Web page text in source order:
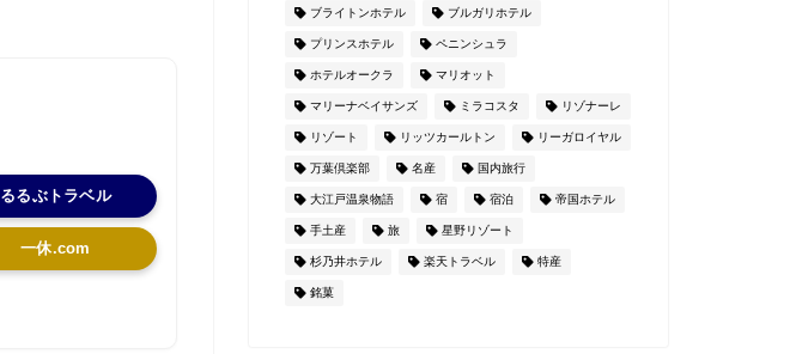
るるぶトラベル
一休.com
ブライトンホテル ブルガリホテル
プリンスホテル ペニンシュラ
ホテルオークラ マリオット
マリーナベイサンズ ミラコスタ リゾナーレ
リゾート リッツカールトン リーガロイヤル
万葉倶楽部 名産 国内旅行
大江戸温泉物語 宿 宿泊 帝国ホテル
手土産 旅 星野リゾート
杉乃井ホテル 楽天トラベル 特産
銘菓